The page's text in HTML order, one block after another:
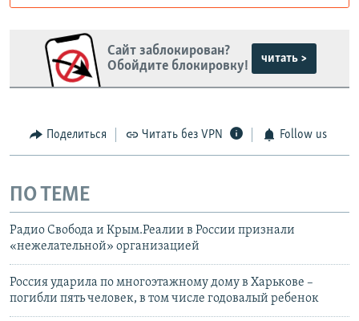
Крым.Реалии
зеркального
сайта: https://d2ew5txk735a34.cloudfront.net/
установить VPN
Сайт заблокирован?
Обойдите блокировку!
читать >
Поделиться Читать без VPN Follow us
ПО ТЕМЕ
Радио Свобода и Крым.Реалии в России признали
«нежелательной» организацией
Россия ударила по многоэтажному дому в Харькове –
погибли пять человек, в том числе годовалый ребенок